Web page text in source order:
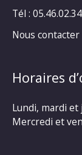
Tél :
Nous contacter
Horaires
Lundi, mardi et
Mercredi et